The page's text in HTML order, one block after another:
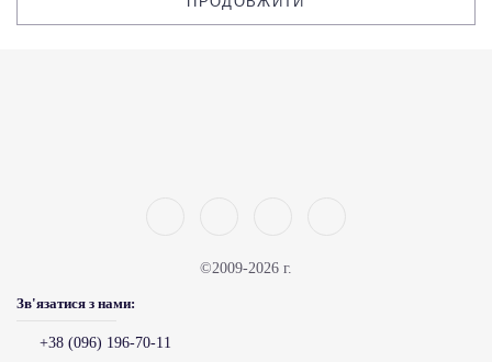
©2009-2026 г.
Зв'язатися з нами:
+38 (096) 196-70-11